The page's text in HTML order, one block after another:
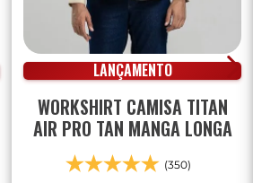
LANÇAMENTO
WORKSHIRT CAMISA TITAN
AIR PRO TAN MANGA LONGA
(350)